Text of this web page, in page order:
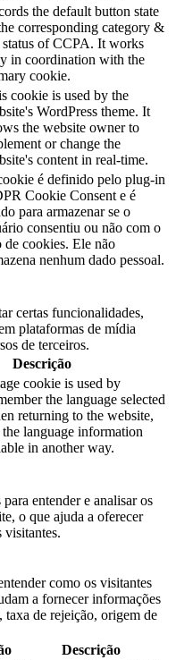
the default button state
corresponding category &
status of CCPA. It works
in coordination with the
cookie.
cookie is used by the
WordPress theme. It
the website owner to
or change the
content in real-time.
é definido pelo plug-in
Cookie Consent e é
para armazenar se o
consentiu ou não com o
de cookies. Ele não
nenhum dado pessoal.
certas funcionalidades,
plataformas de mídia
de terceiros.
Descrição
cookie is used by
the language selected
returning to the website,
language information
in another way.
entender e analisar os
o que ajuda a oferecer
visitantes.
como os visitantes
a fornecer informações
taxa de rejeição, origem de
Descrição